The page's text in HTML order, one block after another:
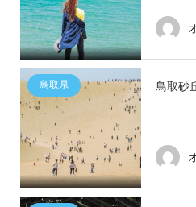
鳥取県 鳥取砂